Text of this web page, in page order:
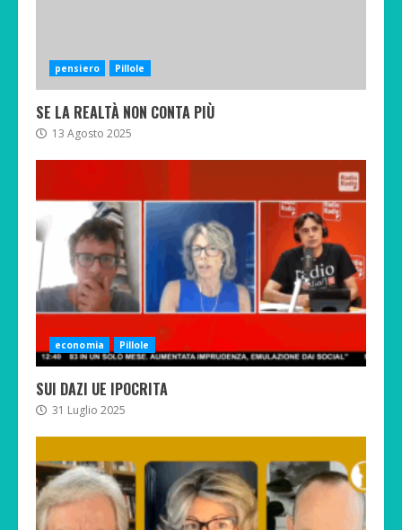
pensiero Pillole
SE LA REALTÀ NON CONTA PIÙ
13 Agosto 2025
economia Pillole
SUI DAZI UE IPOCRITA
31 Luglio 2025